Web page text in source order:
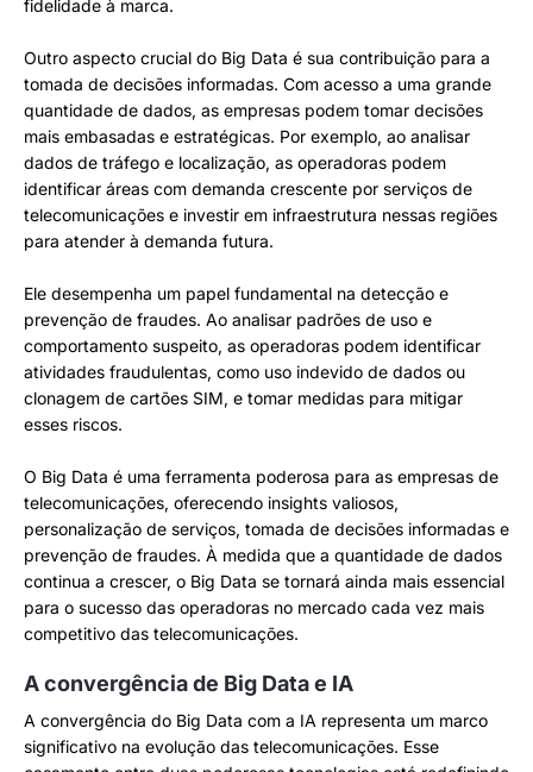
fidelidade à marca.
Outro aspecto crucial do Big Data é sua contribuição para a
tomada de decisões informadas. Com acesso a uma grande
quantidade de dados, as empresas podem tomar decisões
mais embasadas e estratégicas. Por exemplo, ao analisar
dados de tráfego e localização, as operadoras podem
identificar áreas com demanda crescente por serviços de
telecomunicações e investir em infraestrutura nessas regiões
para atender à demanda futura.
Ele desempenha um papel fundamental na detecção e
prevenção de fraudes. Ao analisar padrões de uso e
comportamento suspeito, as operadoras podem identificar
atividades fraudulentas, como uso indevido de dados ou
clonagem de cartões SIM, e tomar medidas para mitigar
esses riscos.
O Big Data é uma ferramenta poderosa para as empresas de
telecomunicações, oferecendo insights valiosos,
personalização de serviços, tomada de decisões informadas e
prevenção de fraudes. À medida que a quantidade de dados
continua a crescer, o Big Data se tornará ainda mais essencial
para o sucesso das operadoras no mercado cada vez mais
competitivo das telecomunicações.
A convergência de Big Data e IA
A convergência do Big Data com a IA representa um marco
significativo na evolução das telecomunicações. Esse